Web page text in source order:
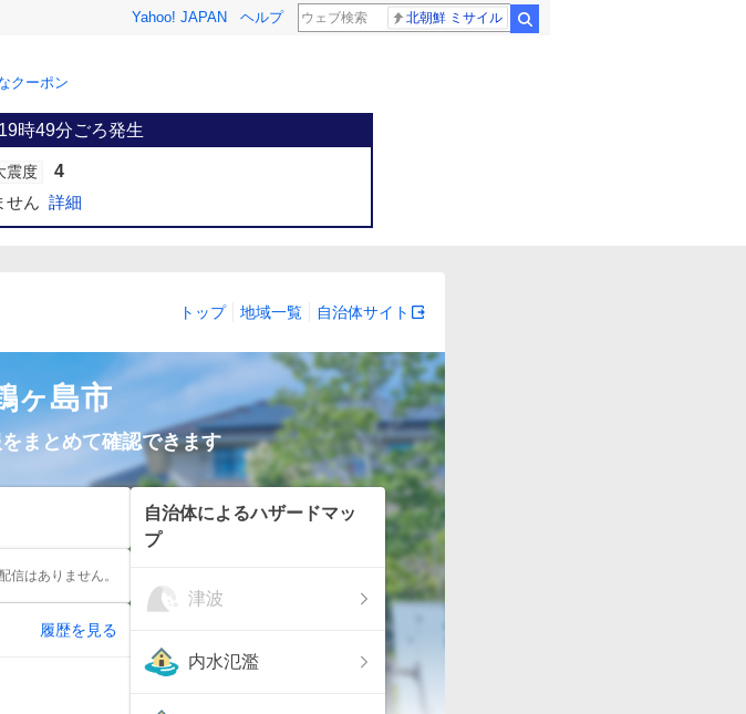
Yahoo! JAPAN ヘルプ 北朝鮮 ミサイル
クーポン
時49分ごろ発生
震度
4
せん 詳細
トップ 地域一覧 自治体サイト
ヶ島市
まとめて確認できます
信はありません。
履歴を見る
自治体によるハザードマッ
プ
津波
内水氾濫